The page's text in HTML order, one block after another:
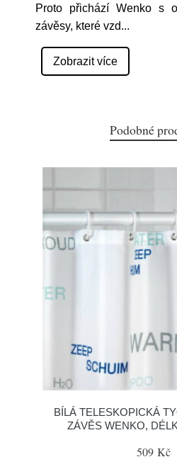
Proto přichází Wenko s
závěsy, které vzd...
Zobrazit více
Podobné
BÍLÁ TELESKOPICKÁ
ZÁVĚS WENKO,
509 Kč